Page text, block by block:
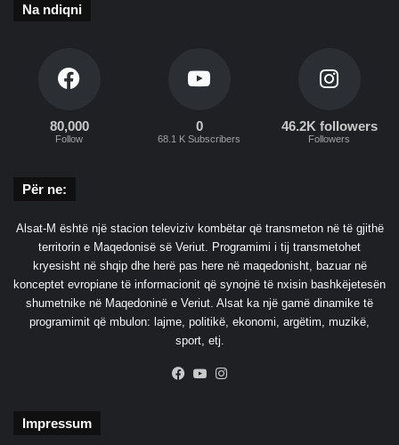
Na ndiqni
80,000
Follow
0
68.1 K Subscribers
46.2K followers
Followers
Për ne:
Alsat-M është një stacion televiziv kombëtar që transmeton në të gjithë
territorin e Maqedonisë së Veriut. Programimi i tij transmetohet
kryesisht në shqip dhe herë pas here në maqedonisht, bazuar në
konceptet evropiane të informacionit që synojnë të nxisin bashkëjetesën
shumetnike në Maqedoninë e Veriut. Alsat ka një gamë dinamike të
programimit që mbulon: lajme, politikë, ekonomi, argëtim, muzikë,
sport, etj.
Facebook
YouTube
Impressum